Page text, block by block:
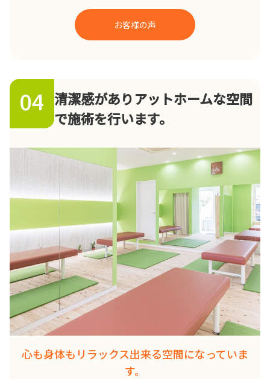
お客様の声
04 清潔感がありアットホームな空間
で施術を行います。
心も身体もリラックス出来る空間になっていま
す。